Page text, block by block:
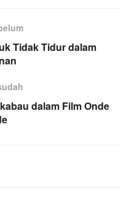
Tidak Tidur dalam
dalam Film Onde